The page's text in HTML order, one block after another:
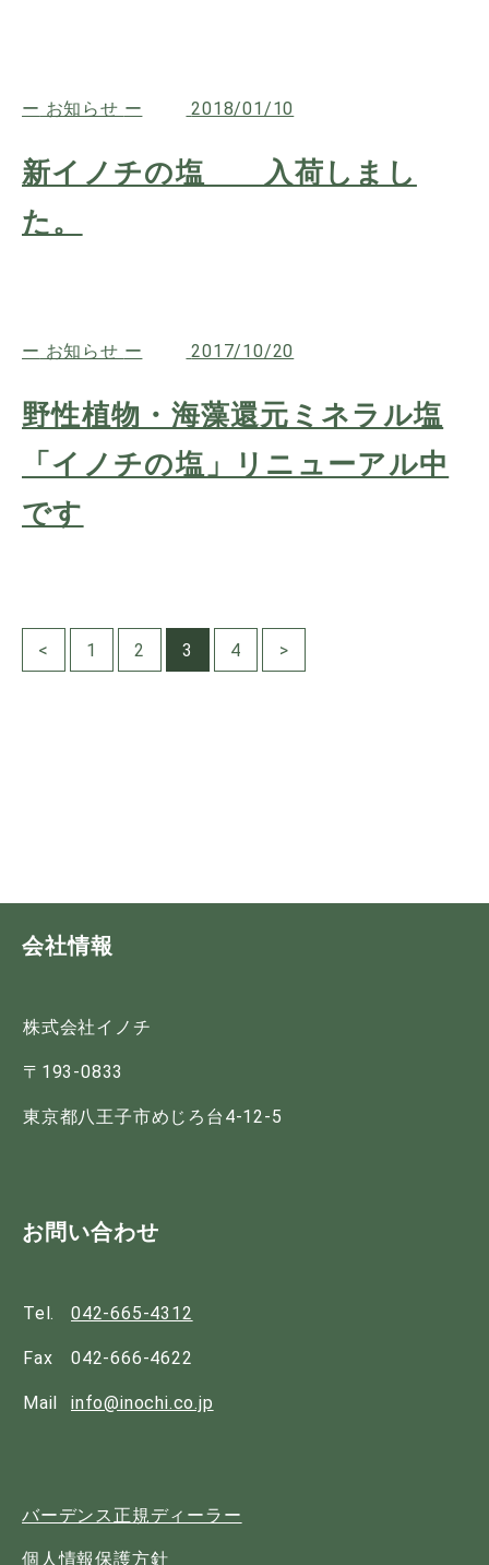
お知らせ 2018/01/10
新イノチの塩 入荷しまし
た。
お知らせ 2017/10/20
野性植物・海藻還元ミネラル塩
「イノチの塩」リニューアル中
です
< 1 2 3 4 >
会社情報
株式会社イノチ
〒193-0833
東京都八王子市めじろ台4-12-5
お問い合わせ
Tel. 042-665-4312
Fax 042-666-4622
Mail info@inochi.co.jp
バーデンス正規ディーラー
個人情報保護方針